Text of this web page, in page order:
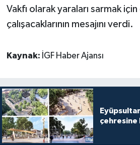
Vakfı olarak yaraları sarmak için
çalışacaklarının mesajını verdi.
Kaynak: İGF Haber Ajansı
çehresine